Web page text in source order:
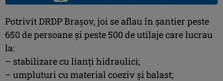
Potrivit DRDP Brașov, joi se aflau în șantier peste
650 de persoane și peste 500 de utilaje care lucrau
la:
– stabilizare cu lianți hidraulici;
– umpluturi cu material coeziv și balast;